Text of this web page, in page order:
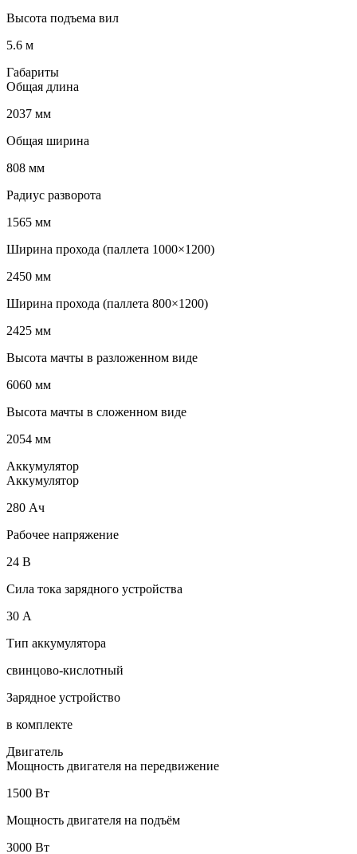
Высота подъема вил
5.6 м
Габариты
Общая длина
2037 мм
Общая ширина
808 мм
Радиус разворота
1565 мм
Ширина прохода (паллета 1000×1200)
2450 мм
Ширина прохода (паллета 800×1200)
2425 мм
Высота мачты в разложенном виде
6060 мм
Высота мачты в сложенном виде
2054 мм
Аккумулятор
Аккумулятор
280 Ач
Рабочее напряжение
24 В
Сила тока зарядного устройства
30 А
Тип аккумулятора
свинцово-кислотный
Зарядное устройство
в комплекте
Двигатель
Мощность двигателя на передвижение
1500 Вт
Мощность двигателя на подъём
3000 Вт